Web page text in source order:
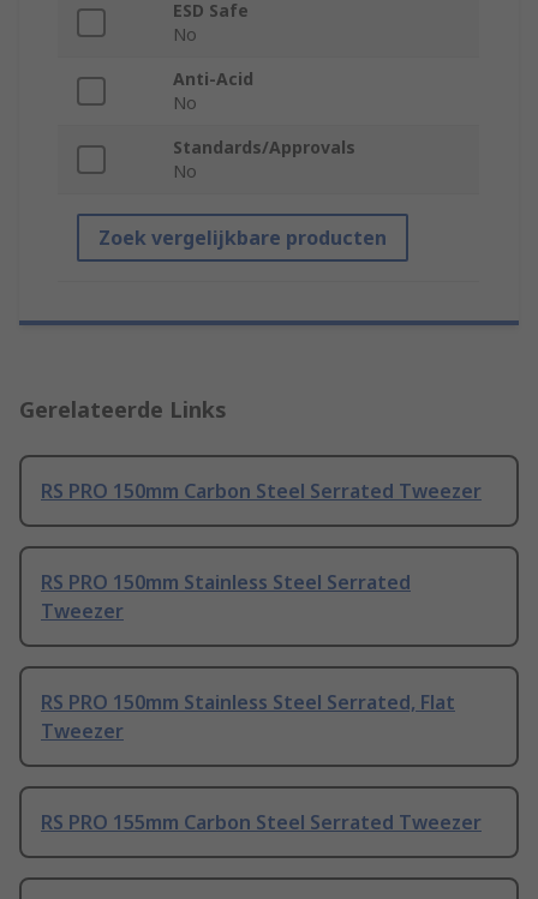
ESD Safe
No
Anti-Acid
No
Standards/Approvals
No
Zoek vergelijkbare producten
Gerelateerde Links
RS PRO 150mm Carbon Steel Serrated Tweezer
RS PRO 150mm Stainless Steel Serrated
Tweezer
RS PRO 150mm Stainless Steel Serrated, Flat
Tweezer
RS PRO 155mm Carbon Steel Serrated Tweezer